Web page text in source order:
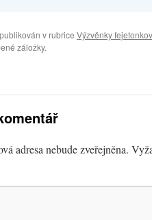
v rubrice Výzvěnky
záložky.
adresa nebude zveřejněna.